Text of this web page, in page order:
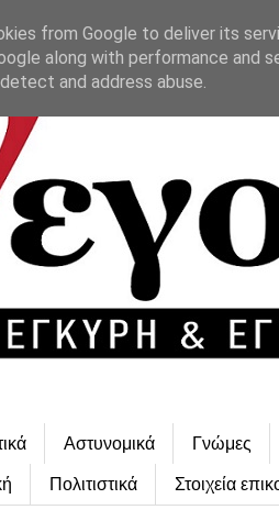
Αστυνομικά Γνώμες
Πολιτιστικά Στοιχεία
from Google to deliver its
along with performance and
and address abuse.